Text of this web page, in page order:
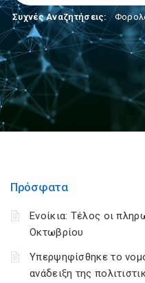
Συχνές Αναζητήσεις:
Πρόσφατα
Ενοίκια: Τέλος οι
Οκτωβρίου
Υπερψηφίσθηκε το
ανάδειξη της